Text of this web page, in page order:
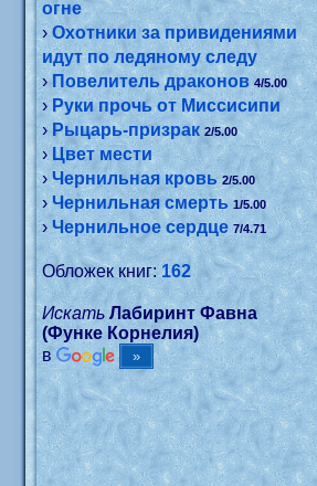
огне
›Охотники за привидениями
идут по ледяному следу
›Повелитель драконов 4/5.00
› Руки прочь от Миссисипи
›Рыцарь-призрак 2/5.00
› Цвет мести
›Чернильная кровь 2/5.00
›Чернильная смерть 1/5.00
›Чернильное сердце 7/4.71
Обложек книг:162
Искать Лабиринт Фавна
(Функе Корнелия)
в